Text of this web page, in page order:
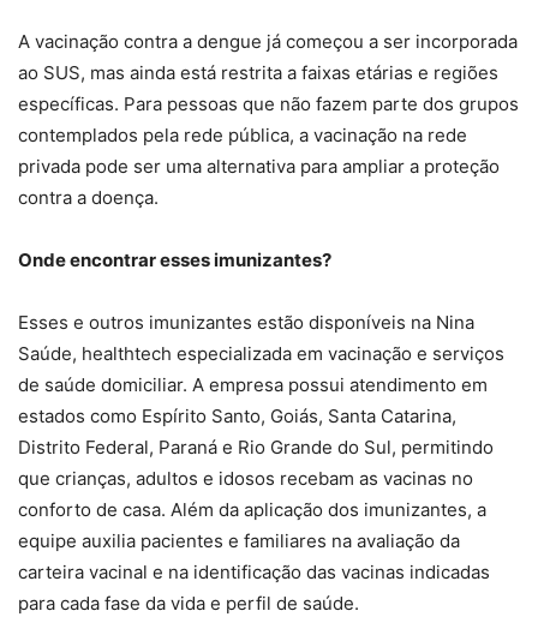
A vacinação contra a dengue já começou a ser incorporada
ao SUS, mas ainda está restrita a faixas etárias e regiões
específicas. Para pessoas que não fazem parte dos grupos
contemplados pela rede pública, a vacinação na rede
privada pode ser uma alternativa para ampliar a proteção
contra a doença.
Onde encontrar esses imunizantes?
Esses e outros imunizantes estão disponíveis na Nina
Saúde, healthtech especializada em vacinação e serviços
de saúde domiciliar. A empresa possui atendimento em
estados como Espírito Santo, Goiás, Santa Catarina,
Distrito Federal, Paraná e Rio Grande do Sul, permitindo
que crianças, adultos e idosos recebam as vacinas no
conforto de casa. Além da aplicação dos imunizantes, a
equipe auxilia pacientes e familiares na avaliação da
carteira vacinal e na identificação das vacinas indicadas
para cada fase da vida e perfil de saúde.